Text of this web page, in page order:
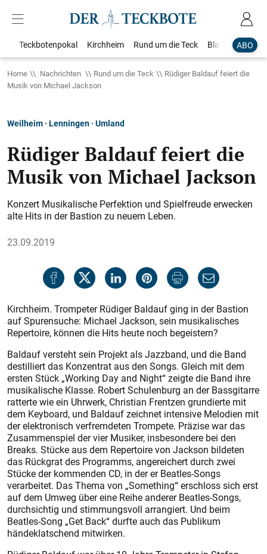
ABO
Teckbotenpokal Kirchheim Rund um die Teck Blaulicht
Home Nachrichten Rund um die Teck
Rüdiger Baldauf feiert die
Musik von Michael Jackson
Weilheim · Lenningen · Umland
Rüdiger Baldauf feiert die
Musik von Michael Jackson
Konzert Musikalische Perfektion und Spielfreude erwecken
alte Hits in der Bastion zu neuem Leben.
23.09.2019
Kirchheim. Trompeter Rüdiger Baldauf ging in der Bastion
auf Spurensuche: Michael Jackson, sein musikalisches
Repertoire, können die Hits heute noch begeistern?
Baldauf versteht sein Projekt als Jazzband, und die Band
destilliert das Konzentrat aus den Songs. Gleich mit dem
ersten Stück „Working Day and Night“ zeigte die Band ihre
musikalische Klasse. Robert Schulenburg an der Bassgitarre
ratterte wie ein Uhrwerk, Christian Frentzen grundierte mit
dem Keyboard, und Baldauf zeichnet intensive Melodien mit
der elektronisch verfremdeten Trompete. Präzise war das
Zusammenspiel der vier Musiker, insbesondere bei den
Breaks. Stücke aus dem Repertoire von Jackson bildeten
das Rückgrat des Programms, angereichert durch zwei
Stücke der kommenden CD, in der er Beatles-Songs
verarbeitet. Das Thema von „Something“ erschloss sich erst
auf dem Umweg über eine Reihe anderer Beatles-Songs,
durchsichtig und stimmungsvoll arrangiert. Und beim
Beatles-Song „Get Back“ durfte auch das Publikum
händeklatschend mitwirken.